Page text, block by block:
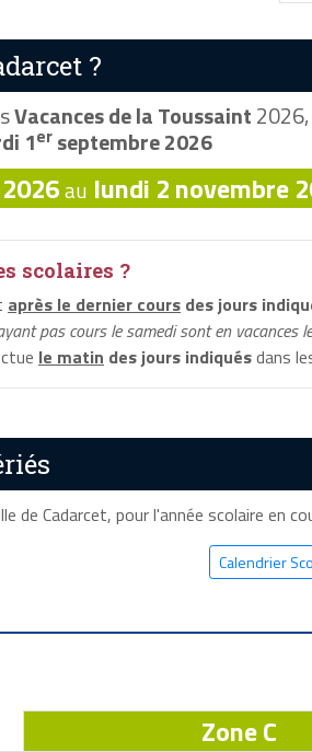
?
Vacances de la Toussaint
1erseptembre 2026
au lundi 2 novembre
scolaires ?
après le dernier cours des jours
pas cours le samedi sont en vacances
le matin des jours indiquésdans
de Cadarcet, pour l'année scolaire en
Calendrier
Zone C